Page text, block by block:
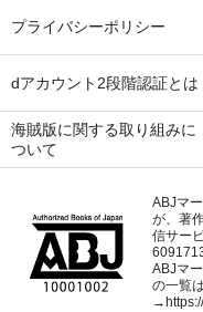
プライバシーポリシー
dアカウント2段階認証とは
海賊版に関する取り組みに
ついて
ABJマ
が、著
信サー
ABJマ
の一覧
→